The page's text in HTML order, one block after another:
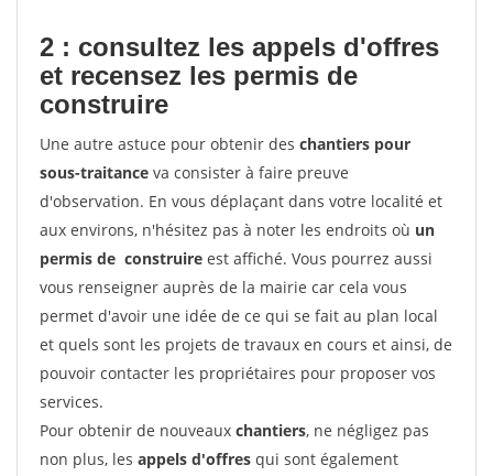
2 : consultez les appels d'offres
et recensez les permis de
construire
Une autre astuce pour obtenir des chantiers pour
sous-traitance va consister à faire preuve
d'observation. En vous déplaçant dans votre localité et
aux environs, n'hésitez pas à noter les endroits où un
permis de construire est affiché. Vous pourrez aussi
vous renseigner auprès de la mairie car cela vous
permet d'avoir une idée de ce qui se fait au plan local
et quels sont les projets de travaux en cours et ainsi, de
pouvoir contacter les propriétaires pour proposer vos
services.
Pour obtenir de nouveaux chantiers, ne négligez pas
non plus, les appels d'offres qui sont également